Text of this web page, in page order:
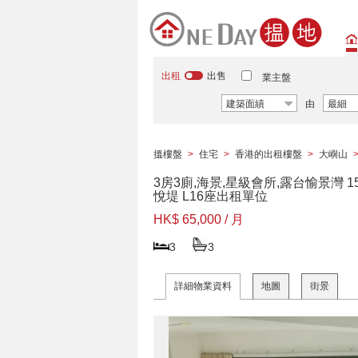
出租 出售 業主盤
建築面績 由 最細
搵樓盤 > 住宅 > 香港的出租樓盤 > 大嶼山 >
3房3廁,海景,星級會所,露台愉景灣
悅堤 L16座出租單位
HK$ 65,000 / 月
3 3
詳細物業資料 地圖 街景